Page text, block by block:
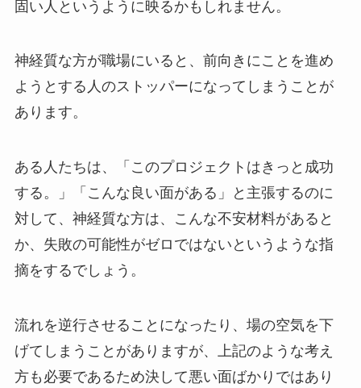
固い人というように映るかもしれません。
神経質な方が職場にいると、前向きにことを進め
ようとする人のストッパーになってしまうことが
あります。
ある人たちは、「このプロジェクトはきっと成功
する。」「こんな良い面がある」と主張するのに
対して、神経質な方は、こんな不安材料があると
か、失敗の可能性がゼロではないというような指
摘をするでしょう。
流れを逆行させることになったり、場の空気を下
げてしまうことがありますが、上記のような考え
方も必要であるため決して悪い面ばかりではあり